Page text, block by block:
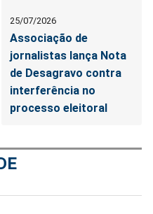
25/07/2026
Associação de
jornalistas lança Nota
de Desagravo contra
interferência no
processo eleitoral